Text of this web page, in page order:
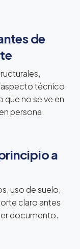
de
aspecto técnico
que no se ve en
persona.
a
uso de suelo,
claro antes
documento.